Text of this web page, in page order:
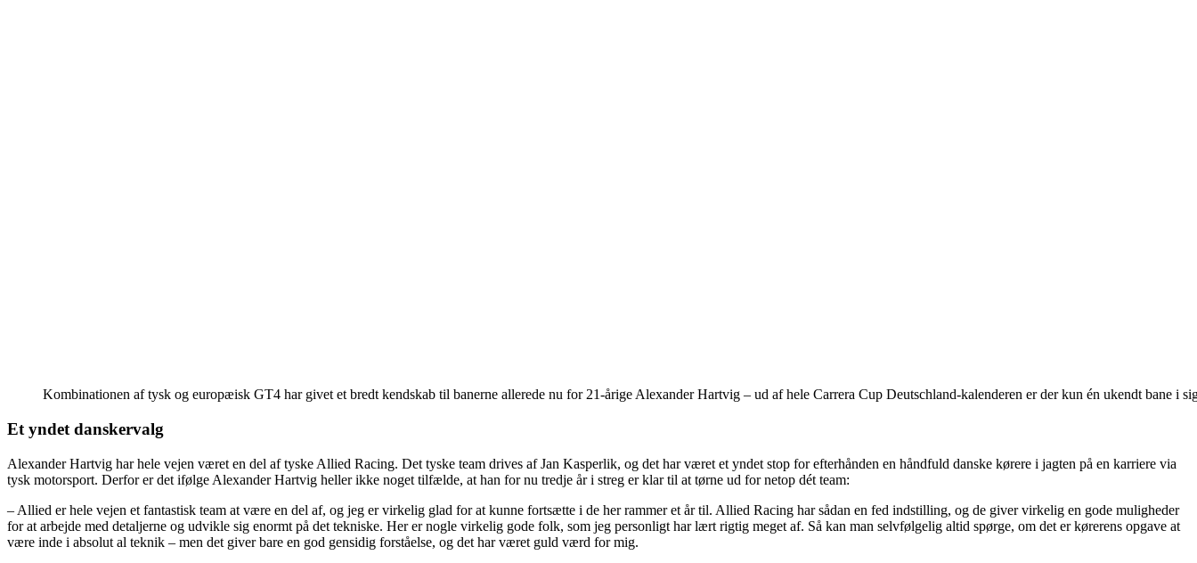
Kombinationen af tysk og europæisk GT4 har givet et bredt kendskab til banerne allerede nu for 21-årige Alexander Hartvig – ud af hele Carrera Cup Deutschland-kalenderen er der kun én ukendt bane i
Et yndet danskervalg
Alexander Hartvig har hele vejen været en del af tyske Allied Racing. Det tyske team drives af Jan Kasperlik, og det har været et yndet stop for efterhånden en håndfuld danske kørere i jagten på en karriere via
tysk motorsport. Derfor er det ifølge Alexander Hartvig heller ikke noget tilfælde, at han for nu tredje år i streg er klar til at tørne ud for netop dét team:
– Allied er hele vejen et fantastisk team at være en del af, og jeg er virkelig glad for at kunne fortsætte i de her rammer et år til. Allied Racing har sådan en fed indstilling, og de giver virkelig en gode muligheder
for at arbejde med detaljerne og udvikle sig enormt på det tekniske. Her er nogle virkelig gode folk, som jeg personligt har lært rigtig meget af. Så kan man selvfølgelig altid spørge, om det er kørerens opgave at
være inde i absolut al teknik – men det giver bare en god gensidig forståelse, og det har været guld værd for mig.